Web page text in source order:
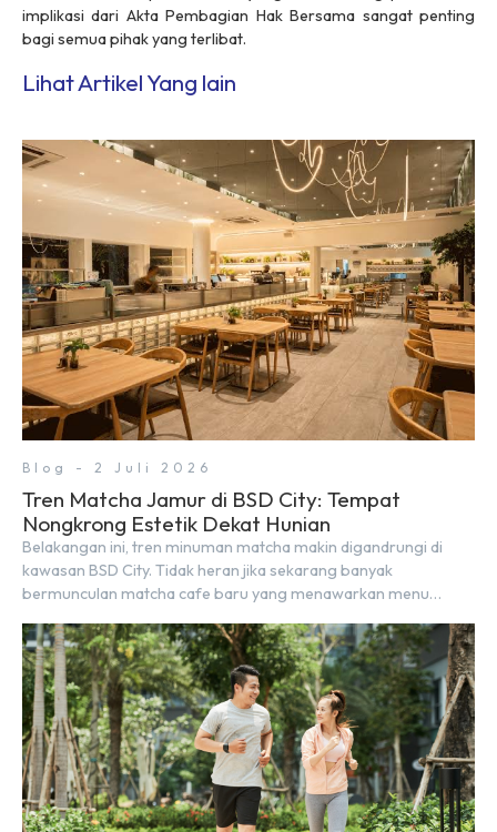
implikasi dari Akta Pembagian Hak Bersama sangat penting
bagi semua pihak yang terlibat.
Lihat Artikel Yang lain
Blog - 2 Juli 2026
Tren Matcha Jamur di BSD City: Tempat
Nongkrong Estetik Dekat Hunian
Belakangan ini, tren minuman matcha makin digandrungi di
kawasan BSD City. Tidak heran jika sekarang banyak
bermunculan matcha cafe baru yang menawarkan menu
nyaman, baik untuk produktif bekerja (WFC) maupun sekadar
bersantai bersama orang terdekat. Kabar baiknya, deretan
kafe hits ini tersebar di lokasi-lokasi strategis yang sangat […]